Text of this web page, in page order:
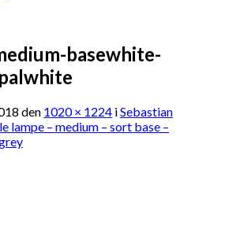
basewhite-
den 1020 × 1224 iSebastian
lampe – medium – sort base –